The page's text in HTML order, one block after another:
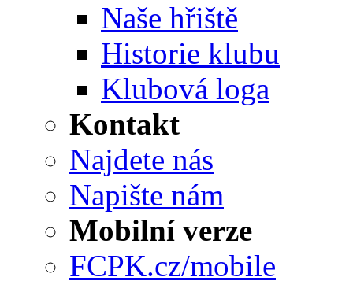
Naše hřiště
Historie klubu
Klubová loga
Kontakt
Najdete nás
Napište nám
Mobilní verze
FCPK.cz/mobile